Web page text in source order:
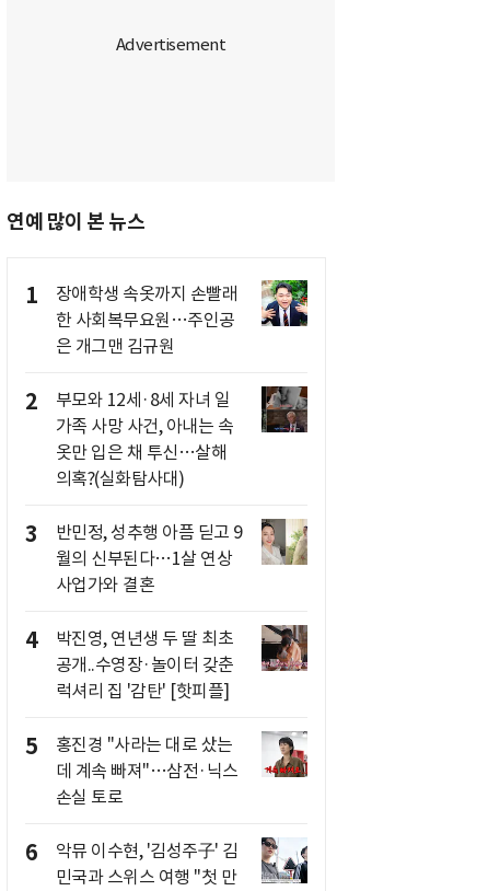
연예 많이 본 뉴스
1
장애학생 속옷까지 손빨래
한 사회복무요원…주인공
은 개그맨 김규원
2
부모와 12세·8세 자녀 일
가족 사망 사건, 아내는 속
옷만 입은 채 투신…살해
의혹?(실화탐사대)
3
반민정, 성추행 아픔 딛고 9
월의 신부된다…1살 연상
사업가와 결혼
4
박진영, 연년생 두 딸 최초
공개..수영장·놀이터 갖춘
럭셔리 집 '감탄' [핫피플]
5
홍진경 "사라는 대로 샀는
데 계속 빠져"…삼전·닉스
손실 토로
6
악뮤 이수현, '김성주子' 김
민국과 스위스 여행 "첫 만